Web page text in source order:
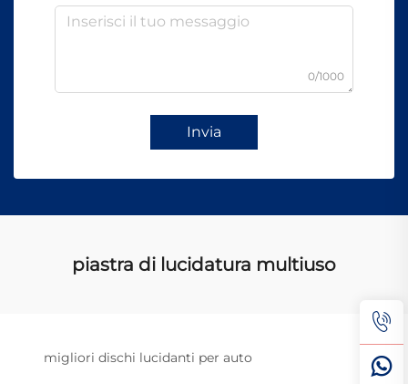
0/1000
Invia
piastra di lucidatura multiuso
migliori dischi lucidanti per auto